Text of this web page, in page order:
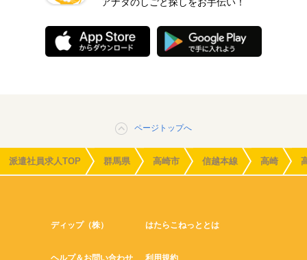
アナタのしごと探しをお手伝い！
ページトップへ
派遣社員求人TOP 群馬県 高崎市 信越本線 高崎
ディップ（株） はたらこねっととは